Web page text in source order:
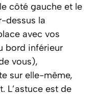
côté gauche et le
dessus la
avec vos
bord inférieur
vous),
sur elle-même,
L’astuce est de